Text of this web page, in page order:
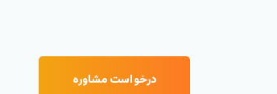
درخواست مشاوره